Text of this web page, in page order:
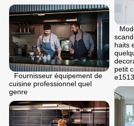
haits
petit
Fournisseur équipement de
cuisine professionnel quel
genre